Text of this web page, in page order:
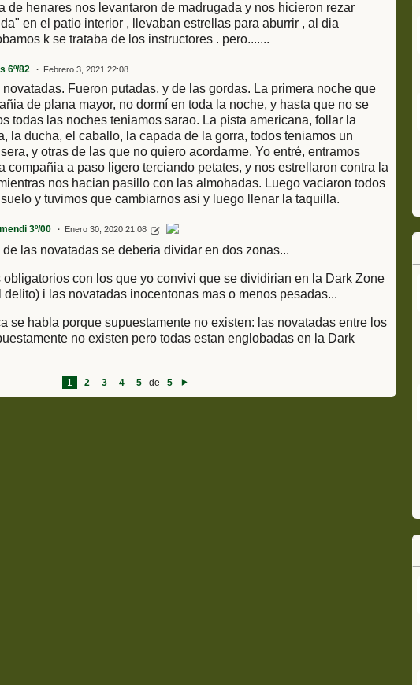
de henares nos levantaron de madrugada y nos hicieron rezar
en el patio interior , llevaban estrellas para aburrir , al dia
k se trataba de los instructores . pero.......
6º/82 Febrero 3, 2021 22:08
novatadas. Fueron putadas, y de las gordas. La primera noche que
de plana mayor, no dormí en toda la noche, y hasta que no se
todas las noches teniamos sarao. La pista americana, follar la
la ducha, el caballo, la capada de la gorra, todos teniamos un
y otras de las que no quiero acordarme. Yo entré, entramos
compañia a paso ligero terciando petates, y nos estrellaron contra la
nos hacian pasillo con las almohadas. Luego vaciaron todos
y tuvimos que cambiarnos asi y luego llenar la taquilla.
3º/00 Enero 30, 2020 21:08
las novatadas se deberia dividar en dos zonas...
obligatorios con los que yo convivi que se dividirian en la Dark Zone
delito) i las novatadas inocentonas mas o menos pesadas...
se habla porque supuestamente no existen: las novatadas entre los
no existen pero todas estan englobadas en la Dark
1 2 3 4 5 de
5